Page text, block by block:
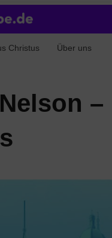
Christus Über uns
–